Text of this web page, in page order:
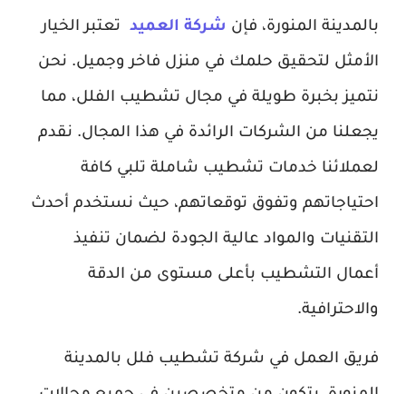
بالمدينة المنورة، فإن شركة العميد تعتبر الخيار
الأمثل لتحقيق حلمك في منزل فاخر وجميل. نحن
نتميز بخبرة طويلة في مجال تشطيب الفلل، مما
يجعلنا من الشركات الرائدة في هذا المجال. نقدم
لعملائنا خدمات تشطيب شاملة تلبي كافة
احتياجاتهم وتفوق توقعاتهم، حيث نستخدم أحدث
التقنيات والمواد عالية الجودة لضمان تنفيذ
أعمال التشطيب بأعلى مستوى من الدقة
والاحترافية.
فريق العمل في شركة تشطيب فلل بالمدينة